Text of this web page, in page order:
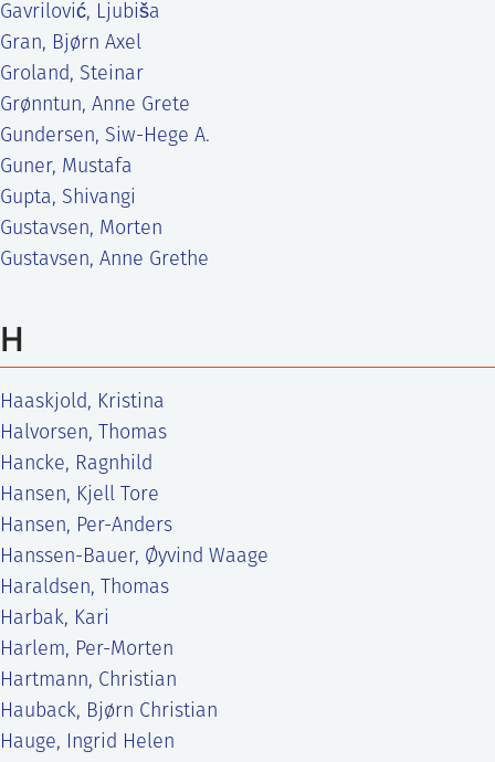
Gavrilović, Ljubiša
Gran, Bjørn Axel
Groland, Steinar
Grønntun, Anne Grete
Gundersen, Siw-Hege A.
Guner, Mustafa
Gupta, Shivangi
Gustavsen, Morten
Gustavsen, Anne Grethe
H
Haaskjold, Kristina
Halvorsen, Thomas
Hancke, Ragnhild
Hansen, Kjell Tore
Hansen, Per-Anders
Hanssen-Bauer, Øyvind Waage
Haraldsen, Thomas
Harbak, Kari
Harlem, Per-Morten
Hartmann, Christian
Hauback, Bjørn Christian
Hauge, Ingrid Helen